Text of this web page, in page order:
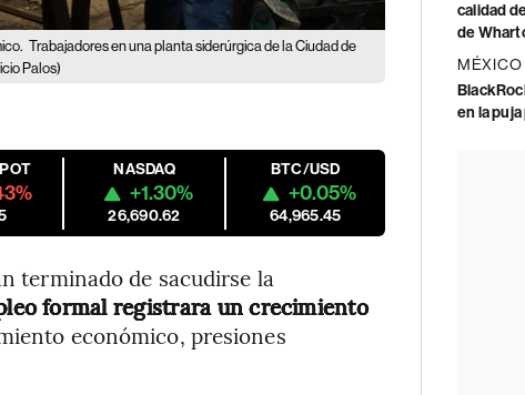
Trabajadores en una planta siderúrgica de la Ciudad de
Palos)
NASDAQ
+1.30%
26,690.62
BTC/USD
+0.05%
64,965.45
terminado de sacudirse la
formal registrara un crecimiento
económico, presiones
calidad
de
MÉXICO
en la